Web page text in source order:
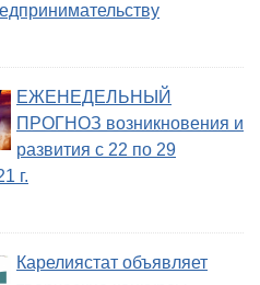
ЕЖЕНЕДЕЛЬНЫЙ
ПРОГНОЗ возникновения и
развития с 22 по 29
г.
Карелиястат объявляет